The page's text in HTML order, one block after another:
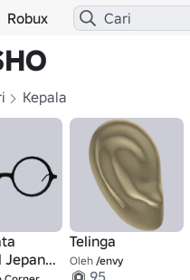
Robux
Kepala
Jepang,
Telinga
Oleh /envy
95